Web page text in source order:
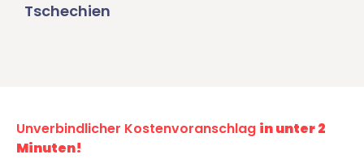
Tschechien
Unverbindlicher Kostenvoranschlag in unter 2
Minuten!